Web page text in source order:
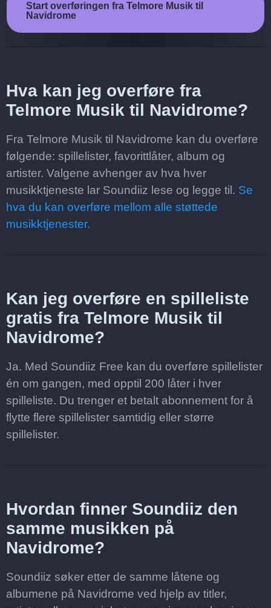
Start overføringen fra Telmore Musik til
Navidrome
Hva kan jeg overføre fra
Telmore Musik til Navidrome?
Fra Telmore Musik til Navidrome kan du overføre
følgende: spillelister, favorittlåter, album og
artister. Valgene avhenger av hva hver
musikktjeneste lar Soundiiz lese og legge til. Se
hva du kan overføre mellom alle støttede
musikktjenester.
Kan jeg overføre en spilleliste
gratis fra Telmore Musik til
Navidrome?
Ja. Med Soundiiz Free kan du overføre spillelister
én om gangen, med opptil 200 låter i hver
spilleliste. Du trenger et betalt abonnement for å
flytte flere spillelister samtidig eller større
spillelister.
Hvordan finner Soundiiz den
samme musikken på
Navidrome?
Soundiiz søker etter de samme låtene og
albumene på Navidrome ved hjelp av titler,